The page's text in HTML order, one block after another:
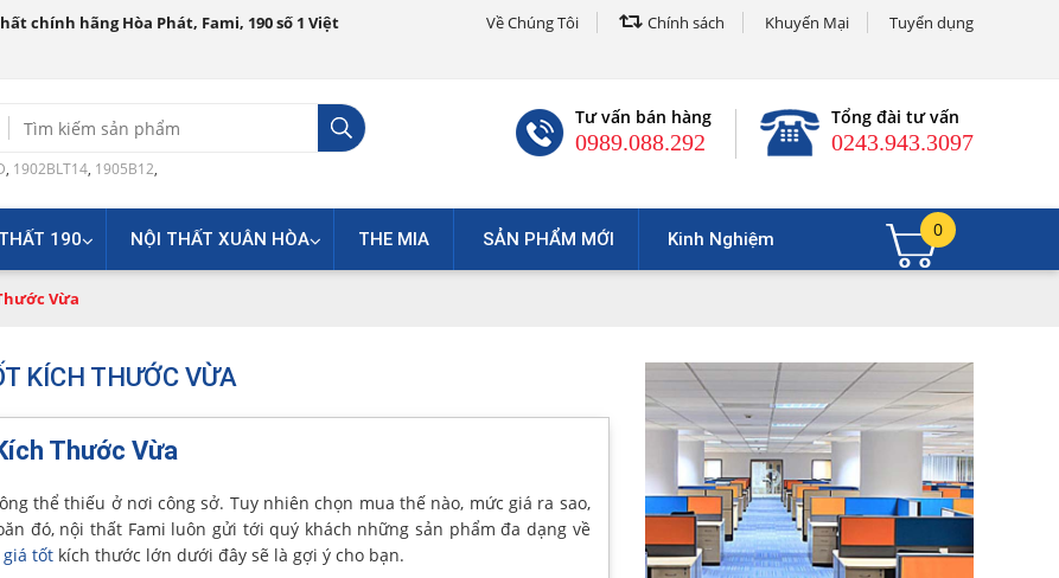
chính hãng Hòa Phát, Fami, 190 số 1 Việt
Về Chúng Tôi Chính sách Khuyến Mại Tuyển dụng
for:
, 1902BLT14, 1905B12,
Tư vấn bán hàng
0989.088.292
Tổng đài tư vấn
0243.943.3097
190 NỘI THẤT XUÂN HÒA THE MIA SẢN PHẨM MỚI Kinh Nghiệm 0
Vừa
KÍCH THƯỚC VỪA
Thước Vừa
thể thiếu ở nơi công sở. Tuy nhiên chọn mua thế nào, mức giá ra sao,
đó, nội thất Fami luôn gửi tới quý khách những sản phẩm đa dạng về
tốt kích thước lớn dưới đây sẽ là gợi ý cho bạn.